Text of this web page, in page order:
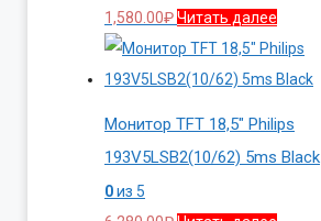
1,580.00₽Читать далее
Монитор TFT 18,5″ Philips
193V5LSB2(10/62) 5ms Black
0из 5